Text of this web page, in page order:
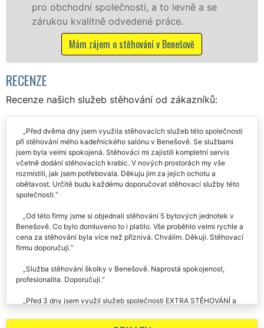
franchisové sítě EXTRA STĚHOVÁNÍ.
Nabízíme stěhovací služby NON-STOP
včetně víkendů a svátků bez příplatků.
Mám zájem o stěhovací služby v Benešově
RECENZE
Recenze našich služeb stěhování od zákazníků:
Před dvěma dny jsem využila stěhovacích služeb této společnosti
při stěhování mého kadeřnického salónu v Benešově. Se službami
jsem byla velmi spokojená. Stěhováci mi zajistili kompletní servis
včetně dodání stěhovacích krabic. V nových prostorách my vše
rozmístili, jak jsem potřebovala. Děkuju jim za jejich ochotu a
obětavost. Určitě budu každému doporučovat stěhovací služby této
Od této firmy jsme si objednali stěhování 5 bytových jednotek v
Benešově. Co bylo domluveno to i platilo. Vše proběhlo velmi rychle a
cena za stěhování byla více než příznivá. Chválím. Děkuji. Stěhovací
Služba stěhování školky v Benešově. Naprostá spokojenost,
poprosil je o pomoc, při stěhování mé truhlářské dílny. Stěhování